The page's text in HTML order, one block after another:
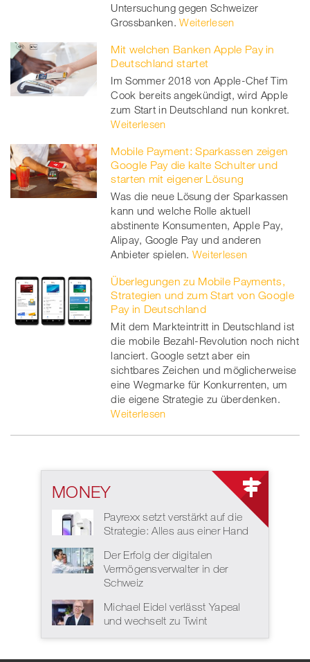
Untersuchung gegen Schweizer
Grossbanken. Weiterlesen
Mit welchen Banken Apple Pay in
Deutschland startet
Im Sommer 2018 von Apple-Chef Tim
Cook bereits angekündigt, wird Apple
zum Start in Deutschland nun konkret.
Weiterlesen
Mobile Payment: Sparkassen zeigen
Google Pay die kalte Schulter und
starten mit eigener Lösung
Was die neue Lösung der Sparkassen
kann und welche Rolle aktuell
abstinente Konsumenten, Apple Pay,
Alipay, Google Pay und anderen
Anbieter spielen. Weiterlesen
Überlegungen zu Mobile Payments,
Strategien und zum Start von Google
Pay in Deutschland
Mit dem Markteintritt in Deutschland ist
die mobile Bezahl-Revolution noch nicht
lanciert. Google setzt aber ein
sichtbares Zeichen und möglicherweise
eine Wegmarke für Konkurrenten, um
die eigene Strategie zu überdenken.
Weiterlesen
MONEY
Payrexx setzt verstärkt auf die
Strategie: Alles aus einer Hand
Der Erfolg der digitalen
Vermögensverwalter in der
Schweiz
Michael Eidel verlässt Yapeal
und wechselt zu Twint